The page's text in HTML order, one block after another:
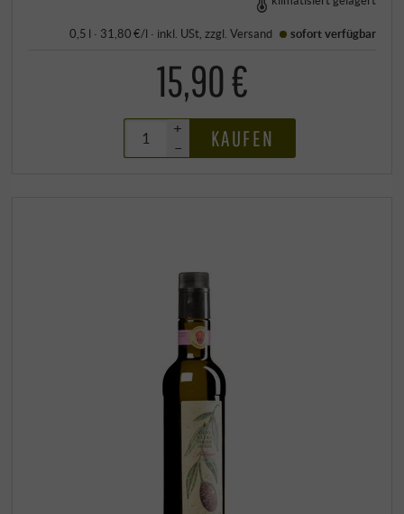
0,5 l · 31,80 €/l · inkl. USt , zzgl.Versand sofort verfügbar
15,90 €
+
–
KAUFEN